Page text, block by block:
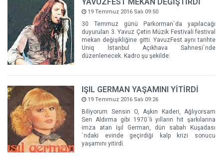
19 Temmuz 2016 Salı 09:50
30 Temmuz günü Parkorman`da yapılacağı
duyurulan 3. Yavuz Çetin Müzik Festivali festival
mekan değişikliğine gitti. YavuzFest aynı tarihte
Uniq İstanbul Açıkhava Sahnesi`nde
düzenlenecek. Kadro şu şekilde:
IŞIL GERMAN YAŞAMINI YİTİRDİ
19 Temmuz 2016 Salı 09:26
Biliyorum Sensin O, Aşkın Kaderi, Ağlıyorsam
Sen Aldırma gibi 1970´li yılların hit şarkılarına
imza atan Işıl German, dün sabah Kuşadası
´ndaki evinde geçirdiği kalp krizi sonucu
yaşamını yitirdi.